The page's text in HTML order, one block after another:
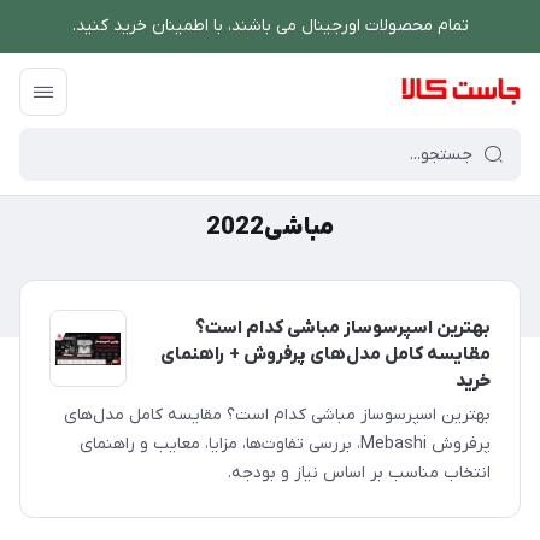
تمام محصولات اورجینال می باشند، با اطمینان خرید کنید.
فروشگاه اینترنتی جاست کالا
مباشی2022
بهترین اسپرسوساز مباشی کدام است؟
مقایسه کامل مدل‌های پرفروش + راهنمای
خرید
بهترین اسپرسوساز مباشی کدام است؟ مقایسه کامل مدل‌های
پرفروش Mebashi، بررسی تفاوت‌ها، مزایا، معایب و راهنمای
انتخاب مناسب بر اساس نیاز و بودجه.